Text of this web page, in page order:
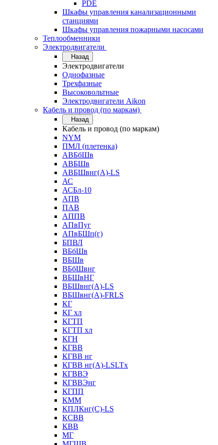
PDE
Шкафы управления канализационными
станциями
Шкафы управления пожарными насосами
Теплообменники
Электродвигатели
Назад
Электродвигатели
Однофазные
Трехфазные
Высоковольтные
Электродвигатели Aikon
Кабель и провод (по маркам)
Назад
Кабель и провод (по маркам)
NYM
ПМЛ (плетенка)
АВБбШв
АВБШв
АВБШвнг(А)-LS
АС
АСБл-10
АПВ
ПАВ
АППВ
АПвПуг
АПвБШп(г)
БПВЛ
ВБбШв
ВБШв
ВБбШвнг
ВБШвНГ
ВБШвнг(А)-LS
ВБШвнг(А)-FRLS
КГ
КГ хл
КГТП
КГТП хл
КГН
КГВВ
КГВВ нг
КГВВ нг(А)-LSLTx
КГВВЭ
КГВВЭнг
КГПП
КММ
КПЛКнг(C)-LS
КСВВ
КВВ
МГ